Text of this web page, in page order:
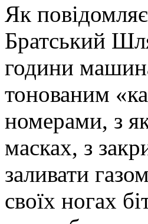
Як
Братський
години
тонованим
номерами, з
масках, з
заливати
своїх ногах